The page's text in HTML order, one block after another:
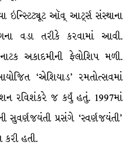
ઇન્સ્ટિટ્યૂટ ઑવ્ આર્ટ્સ સંસ્થાના
વડા તરીકે કરવામાં આવી.
અકાદમીની ફેલોશિપ મળી.
‘એશિયાડ’ રમતોત્સવમાં
રવિશંકરે જ કર્યું હતું. 1997માં
પ્રસંગે ‘સ્વર્ણજયંતી’
કરી હતી.